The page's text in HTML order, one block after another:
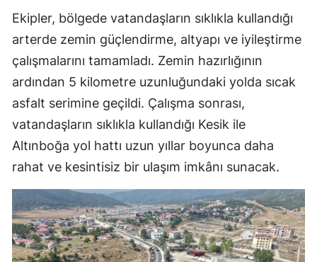
Ekipler, bölgede vatandaşların sıklıkla kullandığı
arterde zemin güçlendirme, altyapı ve iyileştirme
çalışmalarını tamamladı. Zemin hazırlığının
ardından 5 kilometre uzunluğundaki yolda sıcak
asfalt serimine geçildi. Çalışma sonrası,
vatandaşların sıklıkla kullandığı Kesik ile
Altınboğa yol hattı uzun yıllar boyunca daha
rahat ve kesintisiz bir ulaşım imkânı sunacak.